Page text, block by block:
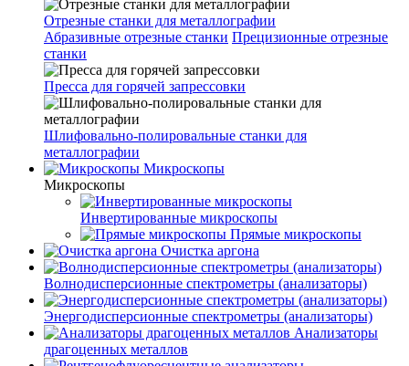
Отрезные станки для металлографии
Абразивные отрезные станки Прецизионные отрезные
станки
Пресса для горячей запрессовки
Шлифовально-полировальные станки для
металлографии
Микроскопы
Микроскопы
Инвертированные микроскопы
Прямые микроскопы
Очистка аргона
Волнодисперсионные спектрометры (анализаторы)
Энергодисперсионные спектрометры (анализаторы)
Анализаторы
драгоценных металлов